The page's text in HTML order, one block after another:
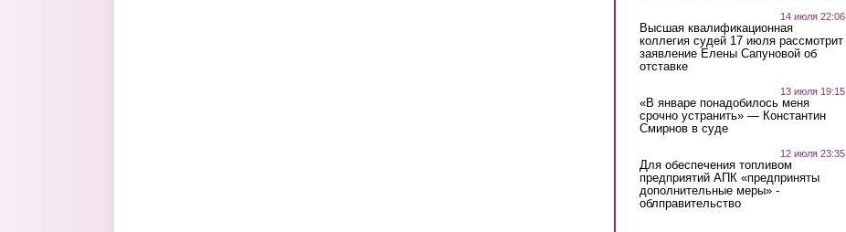
14 июля 22:06
Высшая квалификационная
коллегия судей 17 июля рассмотрит
заявление Елены Сапуновой об
отставке
13 июля 19:15
«В январе понадобилось меня
срочно устранить» — Константин
Смирнов в суде
12 июля 23:35
Для обеспечения топливом
предприятий АПК «предприняты
дополнительные меры» -
облправительство